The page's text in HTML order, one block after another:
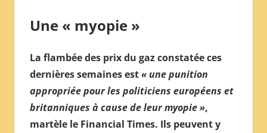
Une « myopie »
La flambée des prix du gaz constatée ces
dernières semaines est« une punition
appropriée pour les politiciens européens et
britanniques à cause de leur myopie »,
martèle le Financial Times. Ils peuvent y